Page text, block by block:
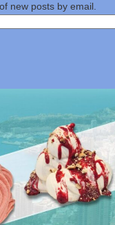
new posts by email.